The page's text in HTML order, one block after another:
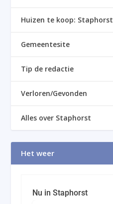
Huizen te koop: Staphorst
Gemeentesite
Tip de redactie
Verloren/Gevonden
Alles over Staphorst
Het weer